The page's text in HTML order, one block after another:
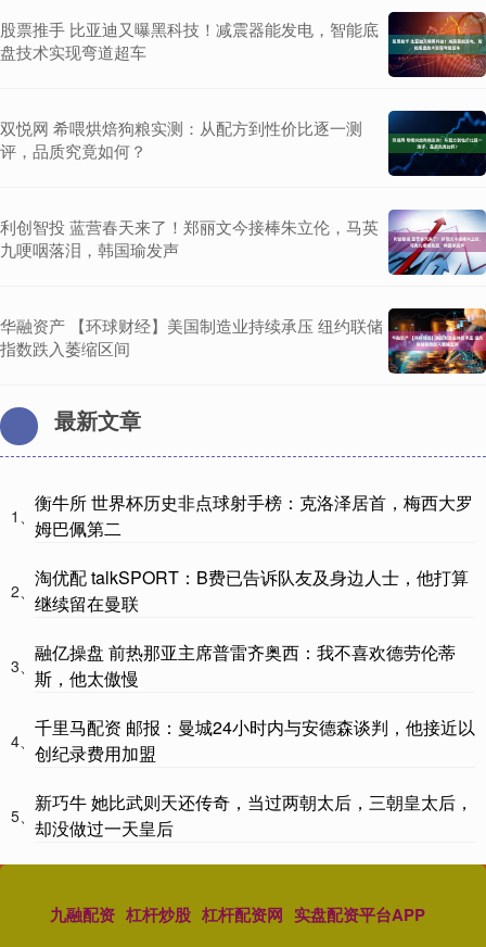
股票推手 比亚迪又曝黑科技！减震器能发电，智能底
盘技术实现弯道超车
双悦网 希喂烘焙狗粮实测：从配方到性价比逐一测
评，品质究竟如何？
利创智投 蓝营春天来了！郑丽文今接棒朱立伦，马英
九哽咽落泪，韩国瑜发声
华融资产 【环球财经】美国制造业持续承压 纽约联储
指数跌入萎缩区间
最新文章
1、
衡牛所 世界杯历史非点球射手榜：克洛泽居首，梅西大罗
姆巴佩第二
2、
淘优配 talkSPORT：B费已告诉队友及身边人士，他打算
继续留在曼联
3、
融亿操盘 前热那亚主席普雷齐奥西：我不喜欢德劳伦蒂
斯，他太傲慢
4、
千里马配资 邮报：曼城24小时内与安德森谈判，他接近以
创纪录费用加盟
5、
新巧牛 她比武则天还传奇，当过两朝太后，三朝皇太后，
却没做过一天皇后
九融配资 杠杆炒股 杠杆配资网 实盘配资平台APP